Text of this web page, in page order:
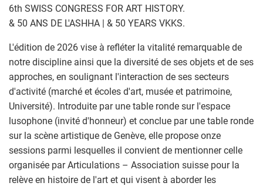
6th SWISS CONGRESS FOR ART HISTORY.
& 50 ANS DE L'ASHHA | & 50 YEARS VKKS.
L'édition de 2026 vise à refléter la vitalité remarquable de
notre discipline ainsi que la diversité de ses objets et de ses
approches, en soulignant l'interaction de ses secteurs
d'activité (marché et écoles d'art, musée et patrimoine,
Université). Introduite par une table ronde sur l'espace
lusophone (invité d'honneur) et conclue par une table ronde
sur la scène artistique de Genève, elle propose onze
sessions parmi lesquelles il convient de mentionner celle
organisée par Articulations – Association suisse pour la
relève en histoire de l'art et qui visent à aborder les